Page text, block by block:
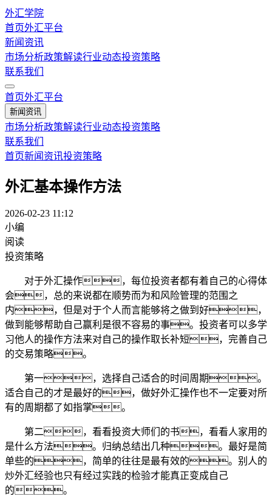
外汇学院
首页外汇平台
新闻资讯
市场分析政策解读行业动态投资策略
联系我们
首页外汇平台
新闻资讯
市场分析政策解读行业动态投资策略
联系我们
首页新闻资讯投资策略
外汇基本操作方法
2026-02-23 11:12
小编
阅读
投资策略
对于外汇操作，每位投资者都有着自己的心得体
会，总的来说都在顺势而为和风险管理的范围之
内，但是对于个人而言能够将之做到好，
做到能够帮助自己赢利是很不容易的事。投资者可以多学
习他人的操作方法来对自己的操作取长补短，完善自己
的交易策略。
第一，选择自己适合的时间周期。
适合自己的才是最好的，做好外汇操作也不一定要对所
有的周期都了如指掌。
第二，看看投资大师们的书，看看人家用的
是什么方法。归纳总结出几种。最好是简
单些的，简单的往往是最有效的。别人的
炒外汇经验也只有经过实践的检验才能真正变成自己
的。